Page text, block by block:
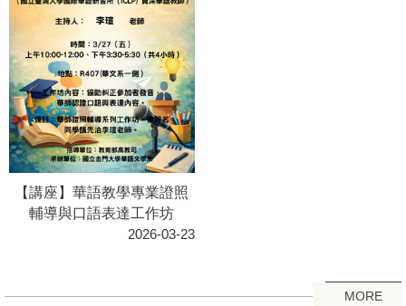
【講座】華語教學專業證照
輔導與口語表達工作坊
2026-03-23
MORE